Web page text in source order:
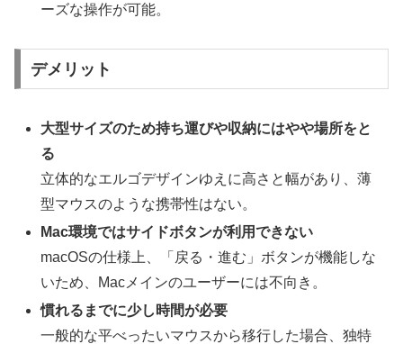
ーズな操作が可能。
デメリット
大型サイズのため持ち運びや収納にはやや場所をと
る
立体的なエルゴデザインゆえに高さと幅があり、薄
型マウスのような携帯性はない。
Mac環境ではサイドボタンが利用できない
macOSの仕様上、「戻る・進む」ボタンが機能しな
いため、Macメインのユーザーには不向き。
慣れるまでに少し時間が必要
一般的な平べったいマウスから移行した場合、独特